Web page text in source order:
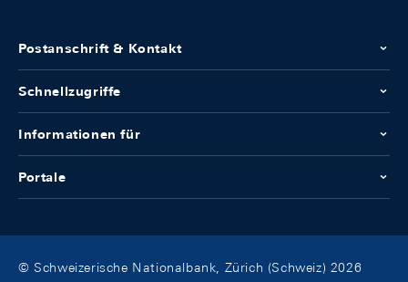
Postanschrift & Kontakt
Schnellzugriffe
Informationen für
Portale
© Schweizerische Nationalbank, Zürich (Schweiz) 2026